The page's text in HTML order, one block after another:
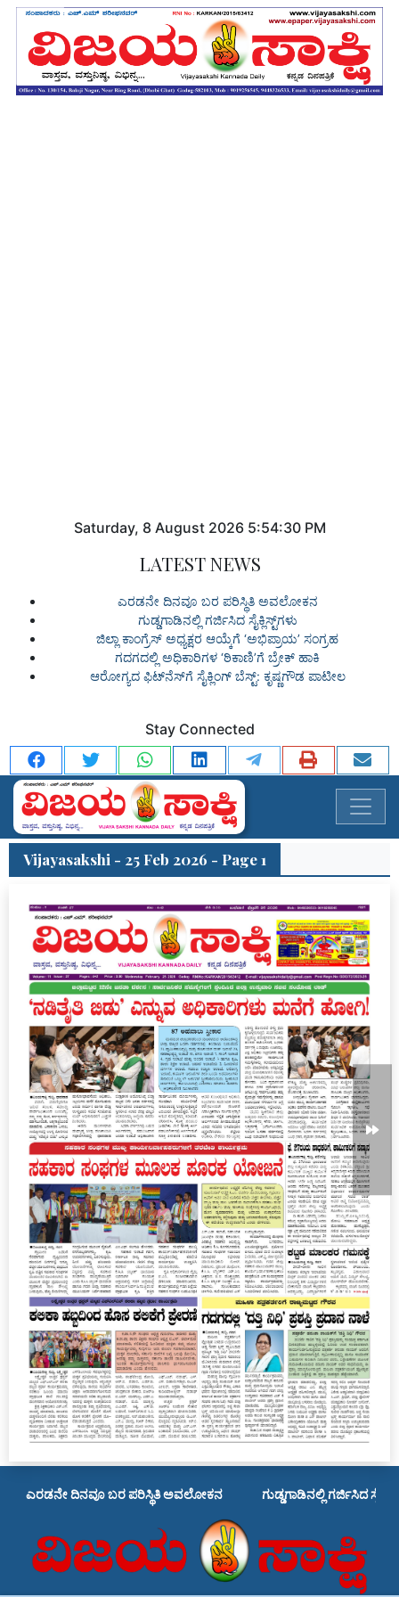
Saturday, 8 August 2026 5:54:30 PM
LATEST NEWS
ಎರಡನೇ ದಿನವೂ ಬರ ಪರಿಸ್ಥಿತಿ ಅವಲೋಕನ
ಗುಡ್ಡಗಾಡಿನಲ್ಲಿ ಗರ್ಜಿಸಿದ ಸೈಕ್ಲಿಸ್ಟ್‌ಗಳು
ಜಿಲ್ಲಾ ಕಾಂಗ್ರೆಸ್ ಅಧ್ಯಕ್ಷರ ಆಯ್ಕೆಗೆ ‘ಅಭಿಪ್ರಾಯ’ ಸಂಗ್ರಹ
ಗದಗದಲ್ಲಿ ಅಧಿಕಾರಿಗಳ ‘ಠಿಕಾಣಿ’ಗೆ ಬ್ರೇಕ್ ಹಾಕಿ
ಆರೋಗ್ಯದ ಫಿಟ್‌ನೆಸ್‌ಗೆ ಸೈಕ್ಲಿಂಗ್ ಬೆಸ್ಟ್: ಕೃಷ್ಣಗೌಡ ಪಾಟೀಲ
Stay Connected
Vijayasakshi - 25 Feb 2026 - Page 1
ಎರಡನೇ ದಿನವೂ ಬರ ಪರಿಸ್ಥಿತಿ ಅವಲೋಕನ ಗುಡ್ಡಗಾಡಿನಲ್ಲಿ ಗರ್ಜಿಸಿದ